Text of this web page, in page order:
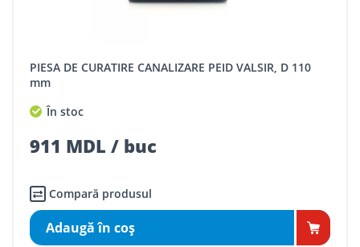
PIESA DE CURATIRE CANALIZARE PEID VALSIR, D 110
mm
În stoc
911 MDL / buc
Compară produsul
Adaugă în coş